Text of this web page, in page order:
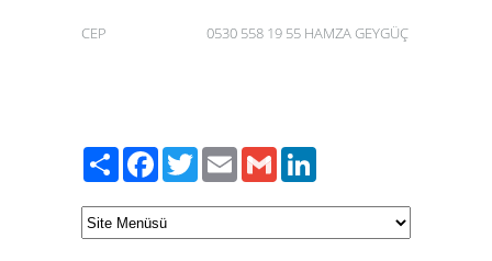
CEP 0530 558 19 55 HAMZA GEYGÜÇ
PaylaşFacebook
TwitterEmailGmail